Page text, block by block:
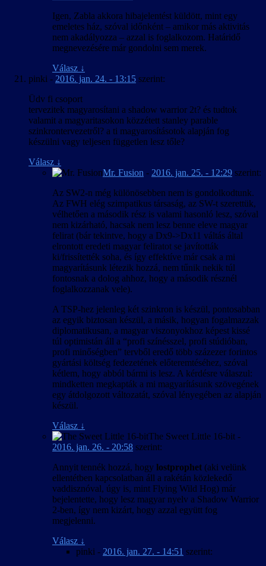
Igen, Zabla akkora hibajelentést küldött, mint egy
emeletes ház, szóval időnként – amikor más aktivitás
nem akadályozza – azzal is foglalkozom. Határidő
megnevezésére már gondolni sem merek.
Válasz ↓
pinki - 2016. jan. 24. - 13:15 szerint:
Üdv fi csoport
tervezitek magyarosítani a shadow warrior 2t? és tudtok
valamit a magyaritasokon közzétett stanley parable
szinkrontervezetről? a ti magyarosításotok alapján fog
készülni vagy teljesen független lesz tőle?
Válasz ↓
Mr. Fusion - 2016. jan. 25. - 12:29 szerint:
Az SW2-n még különösebben nem is gondolkodtunk.
Az FWH elég szimpatikus társaság, az SW-t szerettük,
vélhetően a második rész is valami hasonló lesz, szóval
nem kizárható, hacsak nem lesz benne eleve magyar
felirat (bár tekintve, hogy a Dx9->Dx11 váltás által
elrontott eredeti magyar feliratot se javították
ki/frissítették soha, és így effektíve már csak a mi
magyarításunk létezik hozzá, nem tűnik nekik túl
fontosnak a dolog ahhoz, hogy a második résznél
foglalkozzanak vele).
A TSP-hez jelenleg két szinkron is készül, pontosabban
az egyik biztosan készül, a másik, hogyan fogalmazzak
diplomatikusan, a magyar viszonyokhoz képest kissé
túl optimistán áll a “profi színésszel, profi stúdióban,
profi minőségben” tervből eredő több százezer forintos
gyártási költség fedezetének előteremtéséhez, szóval
kétlem, hogy abból bármi is lesz. A kérdésre válaszul:
mindketten megkapták a mi magyarításunk szövegének
egy átdolgozott változatát, szóval lényegében az alapján
készül.
Válasz ↓
The Sweet Little 16-bit -
2016. jan. 26. - 20:58 szerint:
Annyit tennék hozzá, hogy lostprophet (aki velünk
ellentétben kapcsolatban áll a rakétán közlekedő
vaddisznóval, úgy is, mint Flying Wild Hog) már
bejelentette, hogy lesz magyar nyelv a Shadow Warrior
2-ben, így nem kizárt, hogy azzal együtt fog
megjelenni.
Válasz ↓
pinki - 2016. jan. 27. - 14:51 szerint: